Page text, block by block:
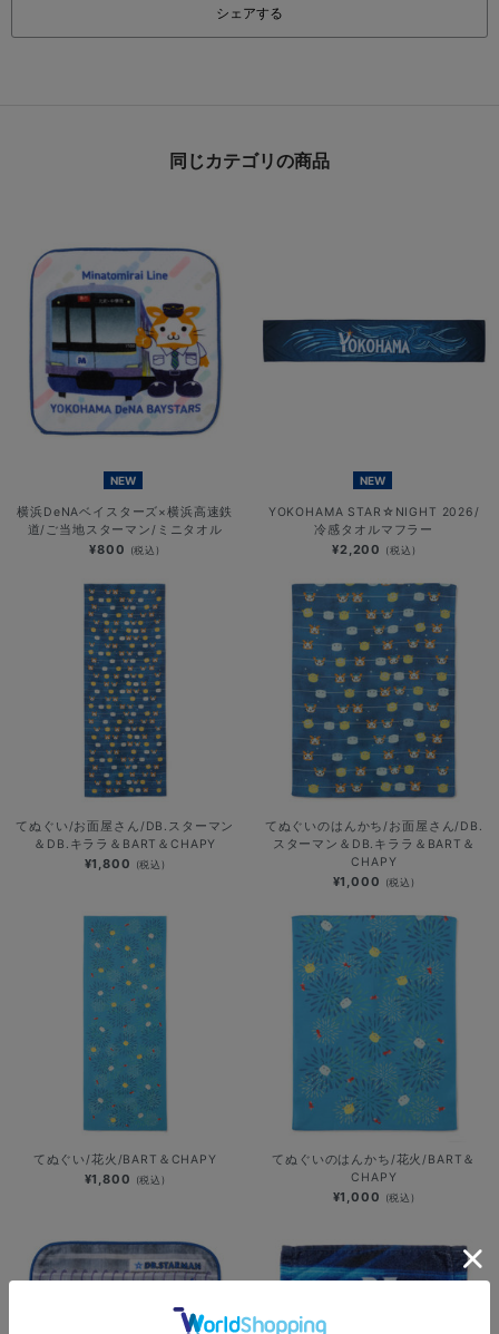
シェアする
同じカテゴリの商品
NEW
横浜DeNAベイスターズ×横浜高速鉄
道/ご当地スターマン/ミニタオル
¥800 (税込)
NEW
YOKOHAMA STAR☆NIGHT 2026/
冷感タオルマフラー
¥2,200 (税込)
てぬぐい/お面屋さん/DB.スターマン
＆DB.キララ＆BART＆CHAPY
¥1,800 (税込)
てぬぐいのはんかち/お面屋さん/DB.
スターマン＆DB.キララ＆BART＆
CHAPY
¥1,000 (税込)
てぬぐい/花火/BART＆CHAPY
¥1,800 (税込)
てぬぐいのはんかち/花火/BART＆
CHAPY
¥1,000 (税込)